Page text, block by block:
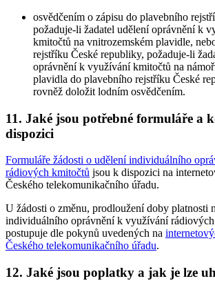
osvědčením o zápisu do plavebního
požaduje-li žadatel udělení oprávnění k
kmitočtů na vnitrozemském plavidle,
rejstříku České republiky, požaduje-li
oprávnění k využívání kmitočtů na
plavidla do plavebního rejstříku České
rovněž doložit lodním osvědčením.
11. Jaké jsou potřebné formuláře a
dispozici
Formuláře žádosti o udělení individuálního
rádiových kmitočtů jsou k dispozici na
Českého telekomunikačního úřadu.
U žádosti o změnu, prodloužení doby platnosti
individuálního oprávnění k využívání
postupuje dle pokynů uvedených na
Českého telekomunikačního úřadu.
12. Jaké jsou poplatky a jak je lze